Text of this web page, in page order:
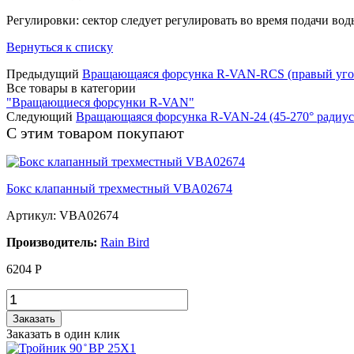
Регулировки: сектор следует регулировать во время подачи
Вернуться к списку
Предыдущий Вращающаяся форсунка R-VAN-RCS (правый
Все товары в категории
"Вращающиеся форсунки R-VAN"
Следующий Вращающаяся форсунка R-VAN-24 (45-270°
С этим товаром покупают
Бокс клапанный трехместный VBA02674
Артикул: VBA02674
Производитель: Rain Bird
6204 Р
Заказать
Заказать в один клик